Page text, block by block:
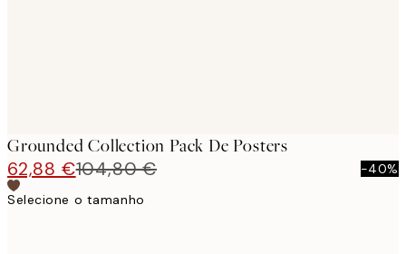
Grounded Collection Pack De Posters
62,88 €104,80 €
-40%
Selecione o tamanho